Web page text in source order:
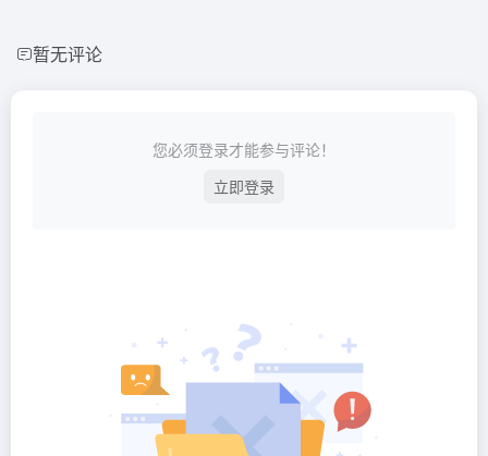
暂无评论
您必须登录才能参与评论！
立即登录